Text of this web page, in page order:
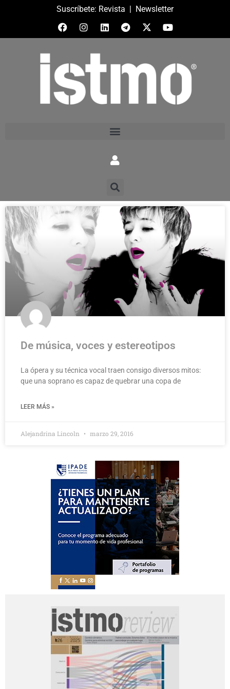
Suscríbete: Revista | Newsletter
De música, voces y estereotipos
La ópera y su técnica vocal traen consigo diversos mitos:
que una soprano es capaz de quebrar una copa de
LEER MÁS »
Alejandrina Lincoln marzo 29, 2016